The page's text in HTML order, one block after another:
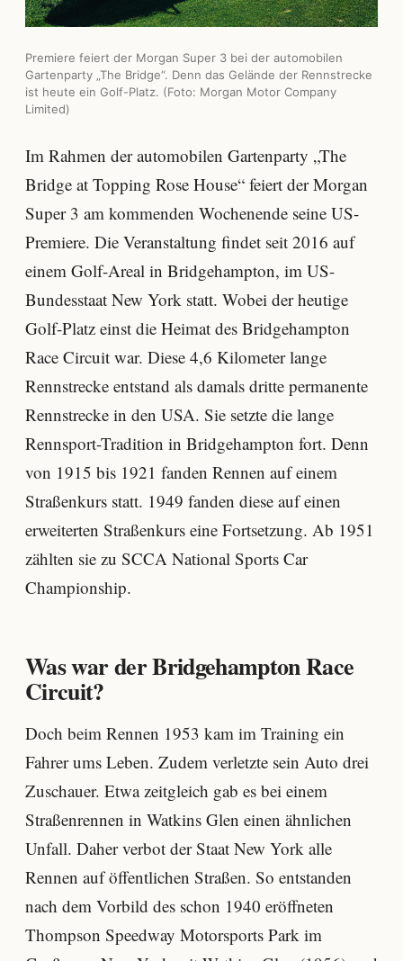
Premiere feiert der Morgan Super 3 bei der automobilen
Gartenparty „The Bridge“. Denn das Gelände der Rennstrecke
ist heute ein Golf-Platz. (Foto: Morgan Motor Company
Limited)
Im Rahmen der automobilen Gartenparty „The
Bridge at Topping Rose House“ feiert der Morgan
Super 3 am kommenden Wochenende seine US-
Premiere. Die Veranstaltung findet seit 2016 auf
einem Golf-Areal in Bridgehampton, im US-
Bundesstaat New York statt. Wobei der heutige
Golf-Platz einst die Heimat des Bridgehampton
Race Circuit war. Diese 4,6 Kilometer lange
Rennstrecke entstand als damals dritte permanente
Rennstrecke in den USA. Sie setzte die lange
Rennsport-Tradition in Bridgehampton fort. Denn
von 1915 bis 1921 fanden Rennen auf einem
Straßenkurs statt. 1949 fanden diese auf einen
erweiterten Straßenkurs eine Fortsetzung. Ab 1951
zählten sie zu SCCA National Sports Car
Championship.
Was war der Bridgehampton Race
Circuit?
Doch beim Rennen 1953 kam im Training ein
Fahrer ums Leben. Zudem verletzte sein Auto drei
Zuschauer. Etwa zeitgleich gab es bei einem
Straßenrennen in Watkins Glen einen ähnlichen
Unfall. Daher verbot der Staat New York alle
Rennen auf öffentlichen Straßen. So entstanden
nach dem Vorbild des schon 1940 eröffneten
Thompson Speedway Motorsports Park im